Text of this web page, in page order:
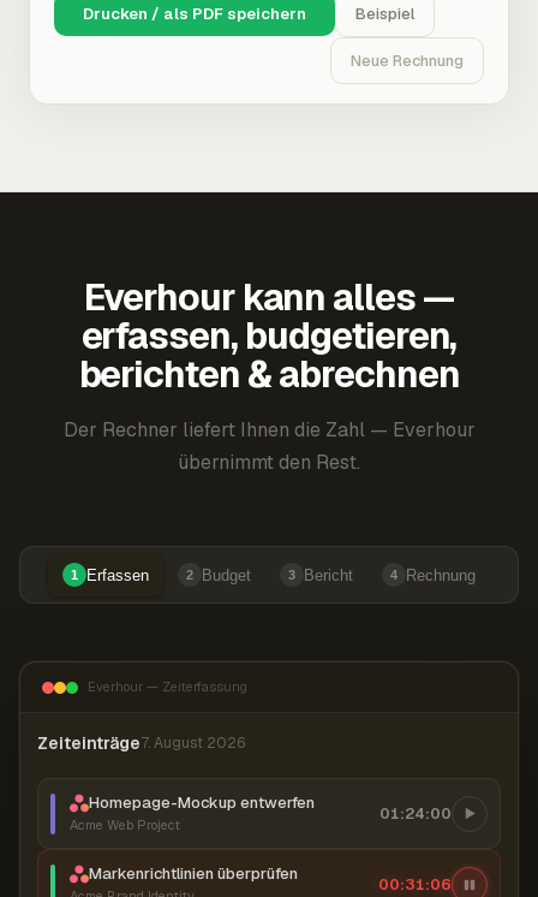
Drucken / als PDF speichern Beispiel
Neue Rechnung
Everhour kann alles —
erfassen, budgetieren,
berichten & abrechnen
Der Rechner liefert Ihnen die Zahl — Everhour
übernimmt den Rest.
1 Erfassen 2 Budget 3 Bericht 4 Rechnung
Everhour — Zeiterfassung
Zeiteinträge7. August 2026
Homepage-Mockup entwerfen
Acme Web Project
01:24:00
Markenrichtlinien überprüfen 00:31:07